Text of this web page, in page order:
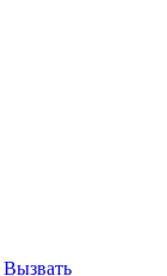
Вызвать